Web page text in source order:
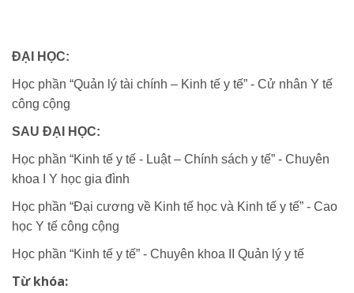
ĐẠI HỌC:
Học phần “Quản lý tài chính – Kinh tế y tế” - Cử nhân Y tế
công cộng
SAU ĐẠI HỌC:
Học phần “Kinh tế y tế - Luật – Chính sách y tế” - Chuyên
khoa I Y học gia đình
Học phần “Đại cương về Kinh tế học và Kinh tế y tế” - Cao
học Y tế công cộng
Học phần “Kinh tế y tế” - Chuyên khoa II Quản lý y tế
Từ khóa: